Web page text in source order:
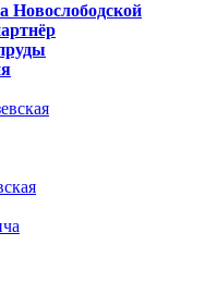
Новослободской